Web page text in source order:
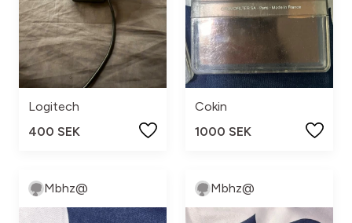
Logitech
400 SEK
Cokin
1000 SEK
Mbhz@ Mbhz@